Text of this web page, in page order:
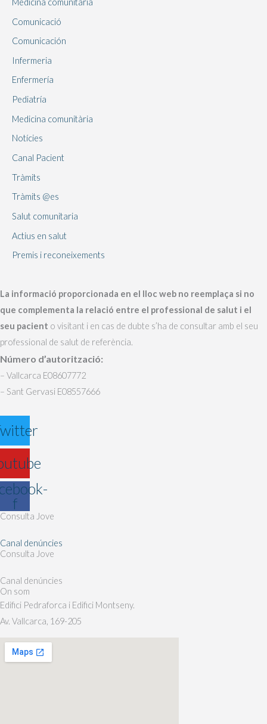
Comunicació
Comunicación
Infermeria
Enfermería
Pediatría
Medicina comunitària
Notícies
Canal Pacient
Tràmits
Tràmits @es
Salut comunitaria
Actius en salut
Premis i reconeixements
La informació proporcionada en el lloc web no reemplaça si no
que complementa la relació entre el professional de salut i el
seu pacient o visitant i en cas de dubte s’ha de consultar amb el seu
professional de salut de referència.
Número d’autorització:
– Vallcarca E08607772
– Sant Gervasi E08557666
f
Consulta Jove
Canal denúncies
Consulta Jove
Canal denúncies
On som
Edifici Pedraforca i Edifici Montseny.
Av. Vallcarca, 169-205